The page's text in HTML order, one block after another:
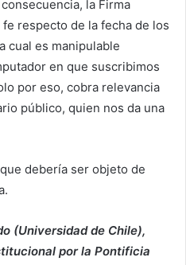
la Firma
respecto de la fecha de los
cual es manipulable
en que suscribimos
por eso, cobra relevancia
público, quien nos da una
debería ser objeto de
(Universidad de Chile),
por la Pontificia